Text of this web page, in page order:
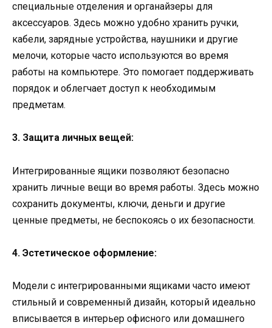
специальные отделения и органайзеры для
аксессуаров. Здесь можно удобно хранить ручки,
кабели, зарядные устройства, наушники и другие
мелочи, которые часто используются во время
работы на компьютере. Это помогает поддерживать
порядок и облегчает доступ к необходимым
предметам.
3. Защита личных вещей:
Интегрированные ящики позволяют безопасно
хранить личные вещи во время работы. Здесь можно
сохранить документы, ключи, деньги и другие
ценные предметы, не беспокоясь о их безопасности.
4. Эстетическое оформление:
Модели с интегрированными ящиками часто имеют
стильный и современный дизайн, который идеально
вписывается в интерьер офисного или домашнего